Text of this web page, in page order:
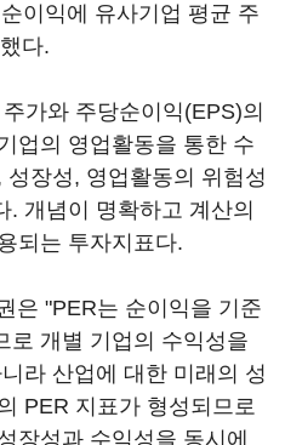
이익에 유사기업 평균 주
다.
가와 주당순이익(EPS)의
업의 영업활동을 통한 수
장성, 영업활동의 위험성
. 개념이 명확하고 계산의
되는 투자지표다.
은 "PER는 순이익을 기준
로 개별 기업의 수익성을
라 산업에 대한 미래의 성
PER 지표가 형성되므로
장성과 수익성을 동시에